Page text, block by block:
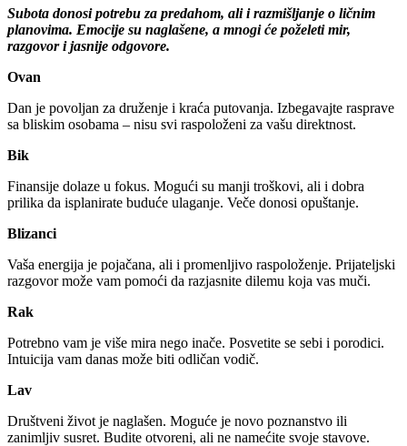
Subota donosi potrebu za predahom, ali i razmišljanje o ličnim
planovima. Emocije su naglašene, a mnogi će poželeti mir,
razgovor i jasnije odgovore.
Ovan
Dan je povoljan za druženje i kraća putovanja. Izbegavajte rasprave
sa bliskim osobama – nisu svi raspoloženi za vašu direktnost.
Bik
Finansije dolaze u fokus. Mogući su manji troškovi, ali i dobra
prilika da isplanirate buduće ulaganje. Veče donosi opuštanje.
Blizanci
Vaša energija je pojačana, ali i promenljivo raspoloženje. Prijateljski
razgovor može vam pomoći da razjasnite dilemu koja vas muči.
Rak
Potrebno vam je više mira nego inače. Posvetite se sebi i porodici.
Intuicija vam danas može biti odličan vodič.
Lav
Društveni život je naglašen. Moguće je novo poznanstvo ili
zanimljiv susret. Budite otvoreni, ali ne namećite svoje stavove.